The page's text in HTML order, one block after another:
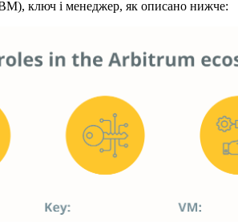
ключ і менеджер, як описано нижче: